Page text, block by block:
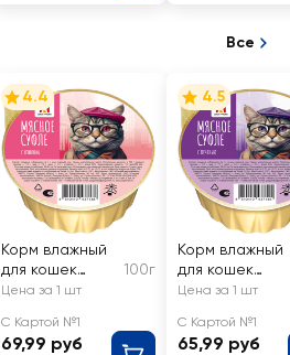
Все
4.4
Корм влажный
для кошек
ЗООГУРМАН
с языком
100г
Цена за 1 шт
С Картой №1
69,99 руб
4.5
Корм влажный
для кошек
ЗООГУРМАН
с печенью
Цена за 1 шт
С Картой №1
65,99 руб